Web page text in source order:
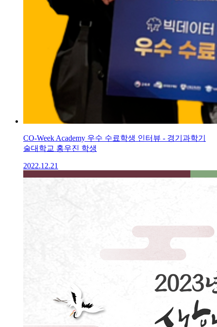
CO-Week Academy 우수 수료학생 인터뷰 - 경기과학기
술대학교 홍우진 학생
2022.12.21